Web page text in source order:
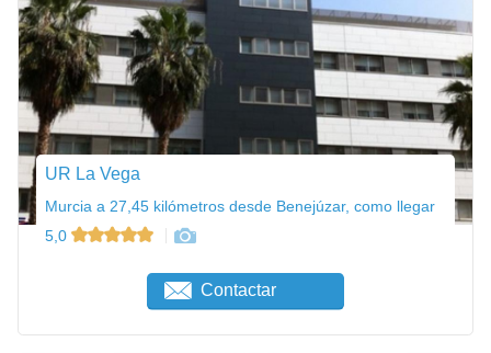
UR La Vega
Murcia a 27,45 kilómetros desde Benejúzar, como llegar
5,0
Contactar